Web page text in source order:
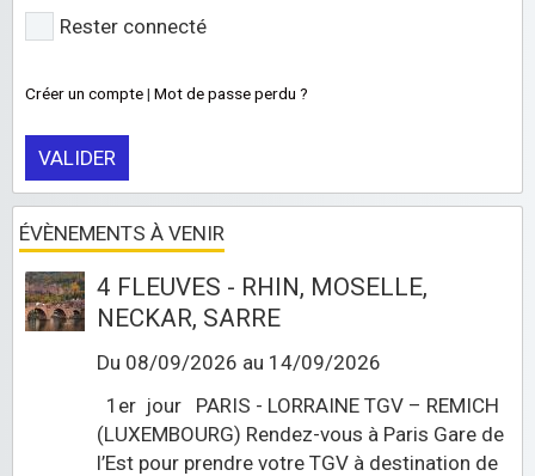
Rester connecté
Créer un compte| Mot de passe perdu ?
VALIDER
ÉVÈNEMENTS À VENIR
4 FLEUVES - RHIN, MOSELLE,
NECKAR, SARRE
Du 08/09/2026 au 14/09/2026
1er jour PARIS - LORRAINE TGV – REMICH
(LUXEMBOURG) Rendez-vous à Paris Gare de
l’Est pour prendre votre TGV à destination de